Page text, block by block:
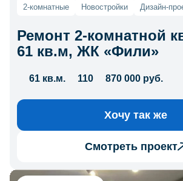
2-комнатные Новостройки Дизайн-
Ремонт 2-комнатной
61 кв.м, ЖК «Фили»
61 кв.м. 110 870 000 руб.
Хочу так же
Смотреть проект